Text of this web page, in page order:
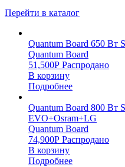
Перейти в каталог
Quantum Board 650 Вт
Quantum Board
51,500Р Распродано
В корзину
Подробнее
Quantum Board 800 Вт
EVO+Osram+LG
Quantum Board
74,900Р Распродано
В корзину
Подробнее